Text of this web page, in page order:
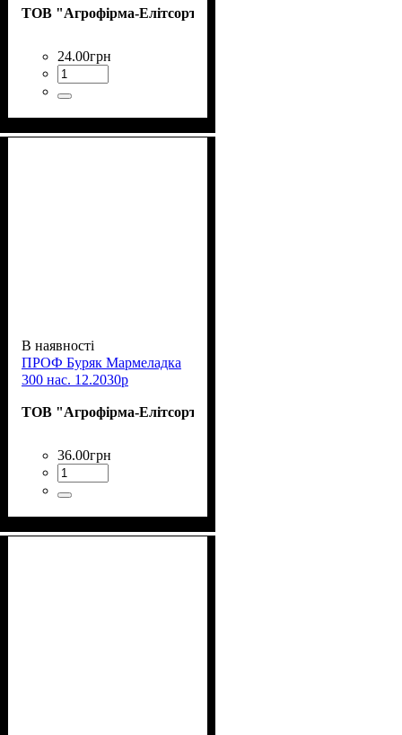
ТОВ "Агрофірма-Елітсортнасіння"
24.00грн
В наявності
ПРОФ Буряк Мармеладка
300 нас. 12.2030р
ТОВ "Агрофірма-Елітсортнасіння"
36.00грн